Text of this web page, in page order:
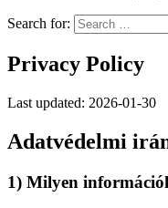
Search for:
Privacy Policy
Last updated: 2026-01-30
Adatvédelmi
1) Milyen